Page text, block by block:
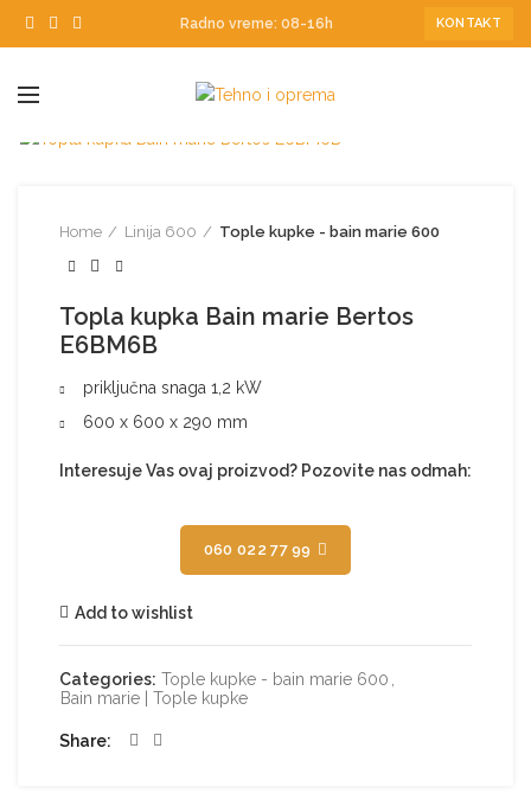
Radno vreme: 08-16h KONTAKT
Home Linija 600 Tople kupke - bain marie 600
Topla kupka Bain marie Bertos
E6BM6B
priključna snaga 1,2 kW
600 x 600 x 290 mm
Interesuje Vas ovaj proizvod? Pozovite nas odmah:
060 022 77 99
Add to wishlist
Categories: Tople kupke - bain marie 600 ,
Bain marie | Tople kupke
Share